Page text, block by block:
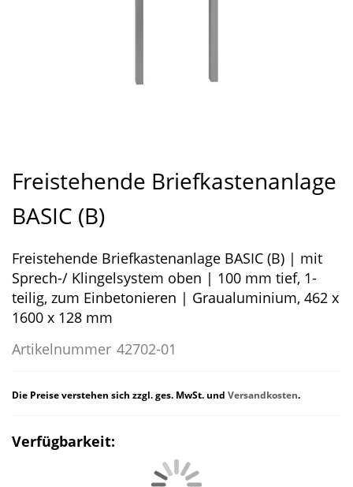
Anfang
der
Bildergalerie
springen
Freistehende Briefkastenanlage
BASIC (B)
Freistehende Briefkastenanlage BASIC (B) | mit
Sprech-/ Klingelsystem oben | 100 mm tief, 1-
teilig, zum Einbetonieren | Graualuminium, 462 x
1600 x 128 mm
Artikelnummer 42702-01
Die Preise verstehen sich zzgl. ges. MwSt. und Versandkosten.
Verfügbarkeit: